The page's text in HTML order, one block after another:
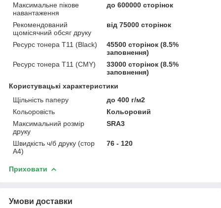
Максимальне пікове
навантаження
до 600000 сторінок
Рекомендований
щомісячний обсяг друку
від 75000 сторінок
Ресурс тонера T11 (Black)
45500 сторінок (8.5%
заповнення)
Ресурс тонера T11 (CMY)
33000 сторінок (8.5%
заповнення)
Користувацькі характеристики
Щільність паперу
до 400 г/м2
Кольоровість
Кольоровий
Максимальний розмір
друку
SRA3
Швидкість ч/б друку (стор
А4)
76 - 120
Приховати
Умови доставки